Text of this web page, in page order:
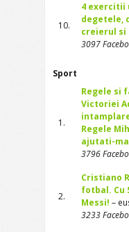
10.
4 exercitii
degetele,
creierul si
3097
Sport
1.
Regele si
Victoriei
Regele
ajutati-
3796
2.
Cristiano
fotbal. Cu
Messi! –
3233